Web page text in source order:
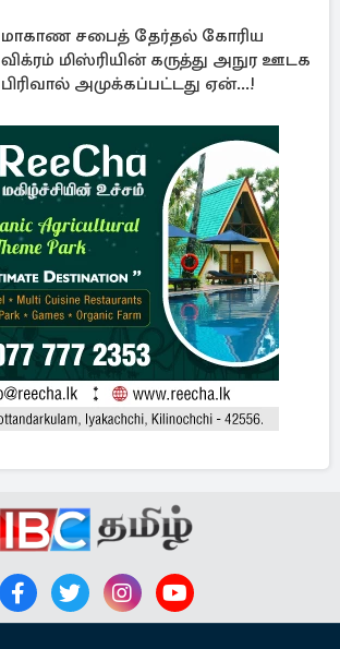
மாகாண சபைத் தேர்தல் கோரிய
விக்ரம் மிஸ்ரியின் கருத்து அநுர ஊடக
பிரிவால் அமுக்கப்பட்டது ஏன்...!